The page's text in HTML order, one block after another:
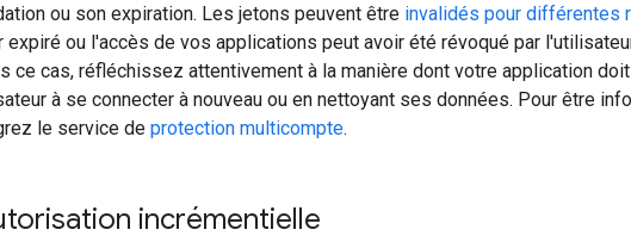
ou son expiration. Les jetons peuvent être invalidés pour différentes
expiré ou l'accès de vos applications peut avoir été révoqué par
ce cas, réfléchissez attentivement à la manière dont votre application
à se connecter à nouveau ou en nettoyant ses données. Pour être
le service de protection multicompte.
incrémentielle